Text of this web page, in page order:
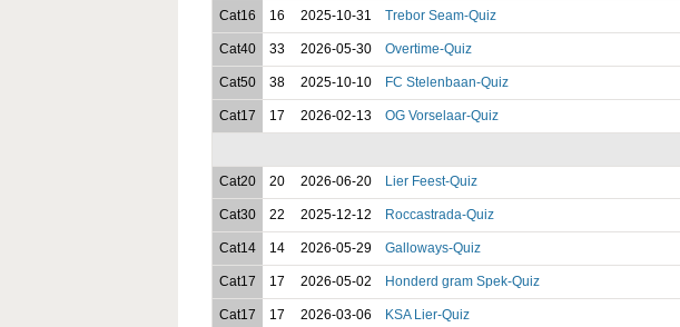
Cat16 16 2025-10-31 Trebor Seam-Quiz
Cat40 33 2026-05-30 Overtime-Quiz
Cat50 38 2025-10-10 FC Stelenbaan-Quiz
Cat17 17 2026-02-13 OG Vorselaar-Quiz
Cat20 20 2026-06-20 Lier Feest-Quiz
Cat30 22 2025-12-12 Roccastrada-Quiz
Cat14 14 2026-05-29 Galloways-Quiz
Cat17 17 2026-05-02 Honderd gram Spek-Quiz
Cat17 17 2026-03-06 KSA Lier-Quiz